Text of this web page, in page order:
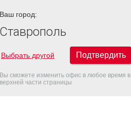
FAQ ДАТЫ IELTS 2022
Ваш город:
Ставрополь
Выбрать другой Подтвердить
Вы сможете изменить офис в любое время в
верхней части страницы